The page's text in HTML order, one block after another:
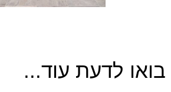
בואו לדעת עוד...